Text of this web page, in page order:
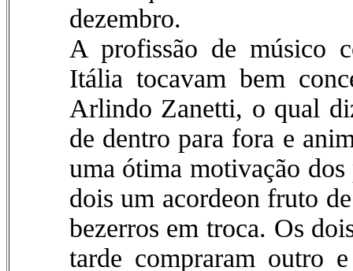
dezembro.
A profissão de músico
Itália tocavam bem
Arlindo Zanetti, o qual
de dentro para fora e
uma ótima motivação dos
dois um acordeon fruto
bezerros em troca. Os
tarde compraram outro